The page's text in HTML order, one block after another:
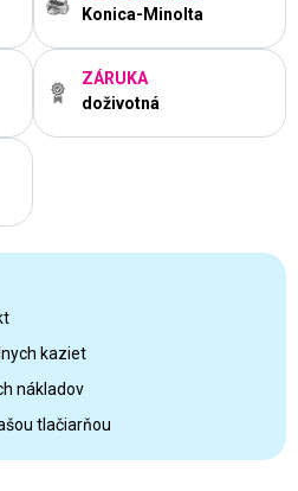
Konica-Minolta
ZÁRUKA
doživotná
kaziet
nákladov
tlačiarňou